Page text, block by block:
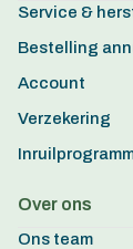
Service &
Bestelling
Account
Verzekering
Over ons
Ons team